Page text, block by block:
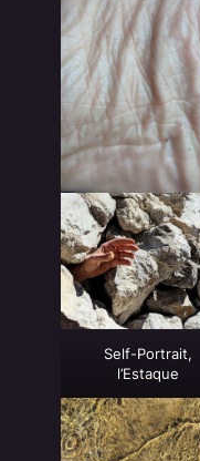
Self-Portrait,
l’Estaque